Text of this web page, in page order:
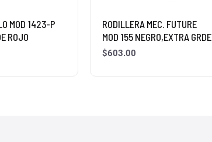
MOD 1423-P
ROJO
RODILLERA MEC. FUTURE
MOD 155 NEGRO,EXTRA GRDE
$603.00